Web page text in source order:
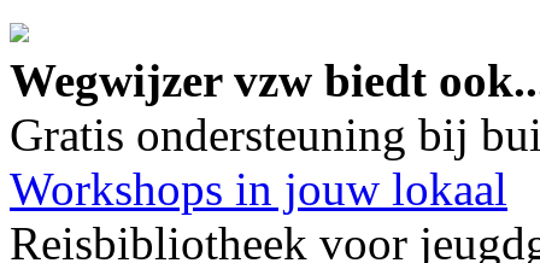
Wegwijzer vzw biedt
Gratis ondersteuning bij
Workshops in jouw lokaal
Reisbibliotheek voor